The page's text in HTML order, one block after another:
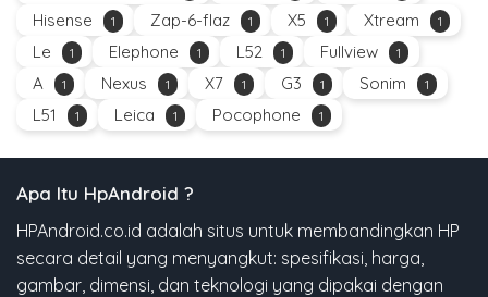
Hisense 1 Zap-6-flaz 1 X5 1 Xtream 1
Le 1 Elephone 1 L52 1 Fullview 1
A 1 Nexus 1 X7 1 G3 1 Sonim 1
L51 1 Leica 1 Pocophone 1
Apa Itu HpAndroid ?
HPAndroid.co.id adalah situs untuk membandingkan HP
secara detail yang menyangkut: spesifikasi, harga,
gambar, dimensi, dan teknologi yang dipakai dengan